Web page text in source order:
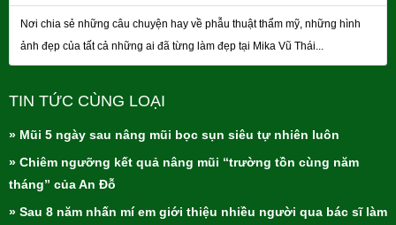
Nơi chia sẻ những câu chuyện hay về phẫu thuật thẩm mỹ, những hình
ảnh đẹp của tất cả những ai đã từng làm đẹp tại Mika Vũ Thái...
TIN TỨC CÙNG LOẠI
» Mũi 5 ngày sau nâng mũi bọc sụn siêu tự nhiên luôn
» Chiêm ngưỡng kết quả nâng mũi “trường tồn cùng năm
tháng” của An Đỗ
» Sau 8 năm nhấn mí em giới thiệu nhiều người qua bác sĩ làm